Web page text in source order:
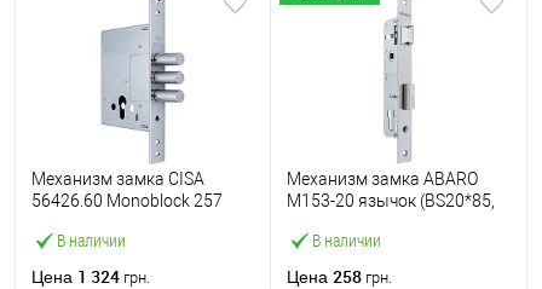
В наличии
Механизм замка CISA
56426.60 Monoblock 257
Цена 1 324 грн.
В наличии
Механизм замка ABARO
M153-20 язычок (BS20*85,
Цена 258 грн.